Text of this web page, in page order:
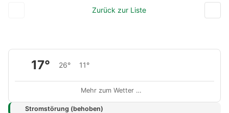
Zurück zur Liste
17° 26° 11°
Mehr zum Wetter …
Stromstörung (behoben)